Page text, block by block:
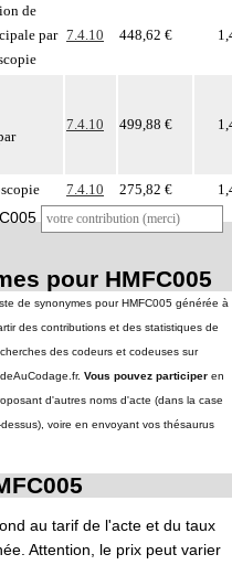
de
par 7.4.10 448,62 €
7.4.10 499,88 €
7.4.10 275,82 €
pour HMFC005
de synonymes pour HMFC005 générée à
des contributions et des statistiques de
des codeurs et codeuses sur
Vous pouvez participer en
d'autres noms d'acte (dans la case
dessus), voire en envoyant vos thésaurus
au tarif de l'acte et du taux
Attention, le prix peut varier